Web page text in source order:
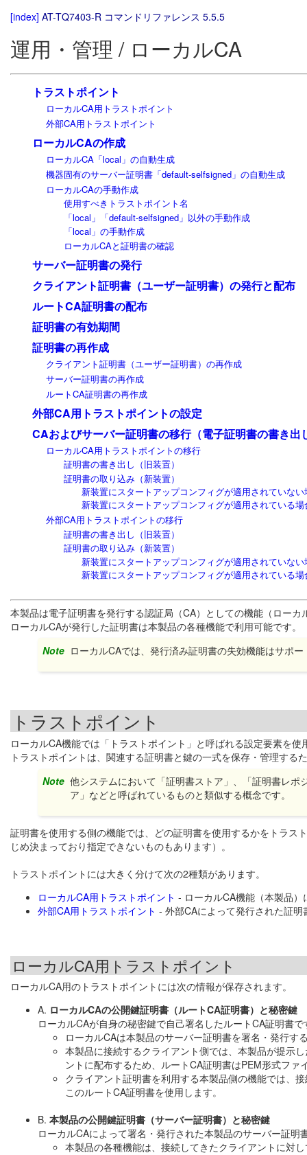
[index] AT-TQ7403-R コマンドリファレンス 5.5.5
運用・管理 / ローカルCA
トラストポイント
ローカルCA用トラストポイント
外部CA用トラストポイント
ローカルCAの作成
ローカルCA「local」の自動生成
機器固有のサーバー証明書「default-selfsigned」の自動生成
ローカルCAの手動作成
使用すべきトラストポイント名
「local」「default-selfsigned」以外の手動作成
「local」の手動作成
ローカルCAと証明書の確認
サーバー証明書の発行
クライアント証明書（ユーザー証明書）の発行と配布
ルートCA証明書の配布
証明書の有効期間
証明書の再作成
クライアント証明書（ユーザー証明書）の再作成
サーバー証明書の再作成
ルートCA証明書の再作成
外部CA用トラストポイントの設定
CAおよびサーバー証明書の移行（電子証明書の書き出
ローカルCA用トラストポイントの移行
証明書の書き出し（旧装置）
証明書の取り込み（新装置）
新装置にスタートアップコンフィグが適用されていない
新装置にスタートアップコンフィグが適用されている場
外部CA用トラストポイントの移行
証明書の書き出し（旧装置）
証明書の取り込み（新装置）
新装置にスタートアップコンフィグが適用されていない
新装置にスタートアップコンフィグが適用されている場
本製品は電子証明書を発行する認証局（CA）としての機能（ローカ
ローカルCAが発行した証明書は本製品の各種機能で利用可能です。
Note ローカルCAでは、発行済み証明書の失効機能はサポ
トラストポイント
ローカルCA機能では「トラストポイント」と呼ばれる設定要素を使
トラストポイントは、関連する証明書と鍵の一式を保存・管理する
Note 他システムにおいて「証明書ストア」、「証明書レ
ア」などと呼ばれているものと類似する概念です。
証明書を使用する側の機能では、どの証明書を使用するかをトラ
じめ決まっており指定できないものもあります）。
トラストポイントには大きく分けて次の2種類があります。
ローカルCA用トラストポイント - ローカルCA機能（本製品
外部CA用トラストポイント - 外部CAによって発行された証
ローカルCA用トラストポイント
ローカルCA用のトラストポイントには次の情報が保存されます。
A. ローカルCAの公開鍵証明書（ルートCA証明書）と秘密鍵
ローカルCAが自身の秘密鍵で自己署名したルートCA証明書で
ローカルCAは本製品のサーバー証明書を署名・発行す
本製品に接続するクライアント側では、本製品が提示
ントに配布するため、ルートCA証明書はPEM形式ファ
クライアント証明書を利用する本製品側の機能では、
このルートCA証明書を使用します。
B. 本製品の公開鍵証明書（サーバー証明書）と秘密鍵
ローカルCAによって署名・発行された本製品のサーバー証明
本製品の各種機能は、接続してきたクライアントに対